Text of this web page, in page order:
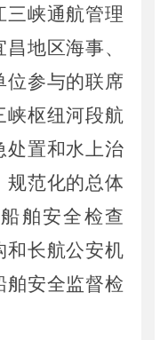
三峡通航管理
昌地区海事、
位参与的联席
峡枢纽河段航
处置和水上治
规范化的总体
舶安全检查
和长航公安机
舶安全监督检